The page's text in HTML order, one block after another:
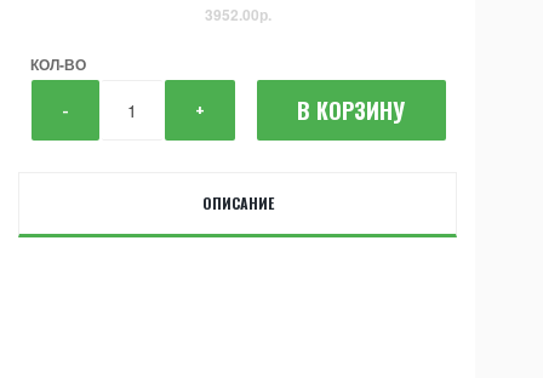
3952.00р.
КОЛ-ВО
- + В КОРЗИНУ
ОПИСАНИЕ